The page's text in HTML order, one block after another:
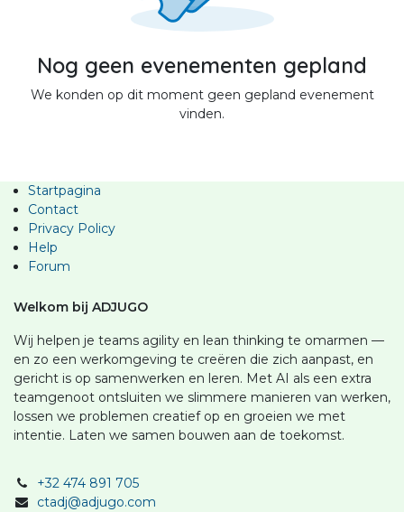
Nog geen evenementen gepland
We konden op dit moment geen gepland evenement
vinden.
Startpagina
Contact
Privacy Policy
Help
Forum
Welkom bij ADJUGO
Wij helpen je teams agility en lean thinking te omarmen —
en zo een werkomgeving te creëren die zich aanpast, en
gericht is op samenwerken en leren. Met AI als een extra
teamgenoot ontsluiten we slimmere manieren van werken,
lossen we problemen creatief op en groeien we met
intentie. Laten we samen bouwen aan de toekomst.
+32 474 891 705
ctadj@adjugo.com